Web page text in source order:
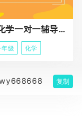
高三化学一对一辅导课程
级 化学
复制